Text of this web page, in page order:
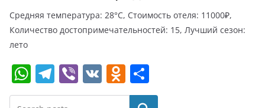
Средняя температура: 28°C, Стоимость отеля: 11000₽,
Количество достопримечательностей: 15, Лучший сезон:
лето
W
h
T
el
Vi
b
V
K
O
d т